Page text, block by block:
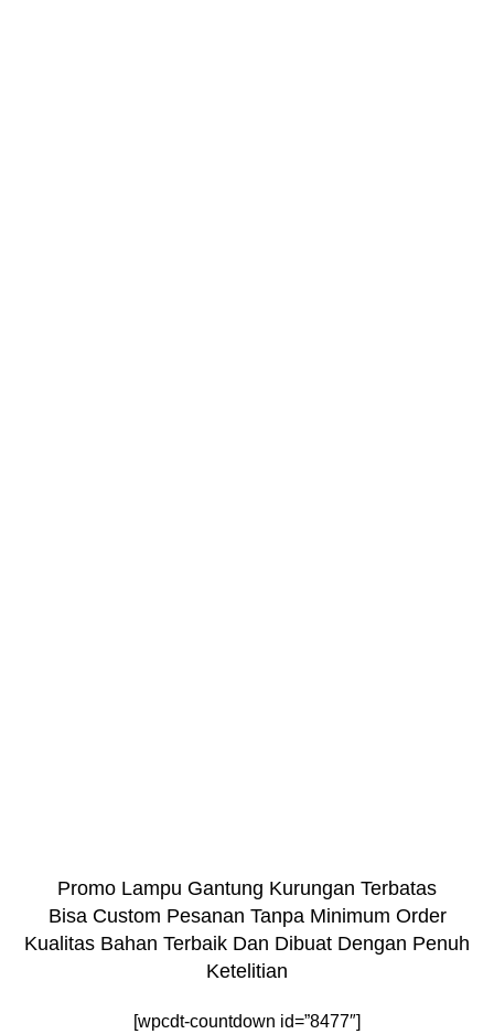
Promo Lampu Gantung Kurungan Terbatas
Bisa Custom Pesanan Tanpa Minimum Order
Kualitas Bahan Terbaik Dan Dibuat Dengan Penuh
Ketelitian
[wpcdt-countdown id=”8477″]